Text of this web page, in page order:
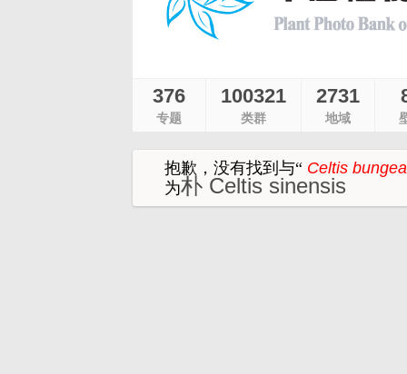
376
专题
100321
类群
2731
地域
抱歉，没有找到与“Celtis
为朴 Celtis sinensis